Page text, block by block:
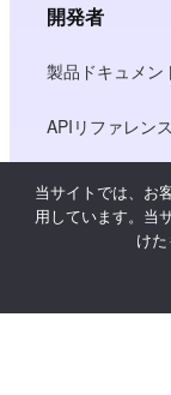
開発者
製品ドキュメン
APIリファレンス
JS SDKリファレ
当サイトでは、お
用しています。当
け